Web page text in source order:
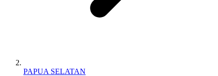
PAPUA SELATAN